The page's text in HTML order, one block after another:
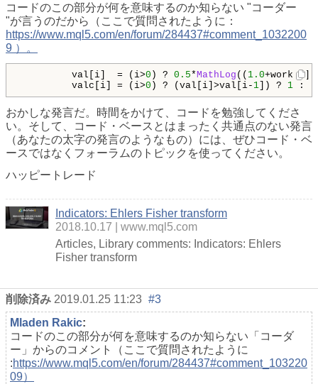
コードのこの部分が何を意味するのか知らない "コーダー
"が言うのだから（ここで質問されたように：
https://www.mql5.com/en/forum/284437#comment_1032200
9 ）。
val[i]  = (i>0 ) ? 0.5*MathLog (( 1.0
valc[i] = (i>0 ) ? (val[i]>val[i- 1]) ? 1 :
おかしな発言だ。時間をかけて、コードを勉強してくださ
い。そして、コード・ベースとはまったく共通点のない発言
（あなたの太字の発言のようなもの）には、ぜひコード・ベ
ースではなくフォーラムのトピックを使ってください。
ハッピートレード
Indicators: Ehlers Fisher transform
2018.10.17
www.mql5.com
Articles, Library comments: Indicators: Ehlers
Fisher transform
削除済み 2019.01.25 11:23 #3
Mladen Rakic:
コードのこの部分が何を意味するのか知らない「コーダ
ー」からのコメント（ここで質問されたように
:https://www.mql5.com/en/forum/284437#comment_103220
09）